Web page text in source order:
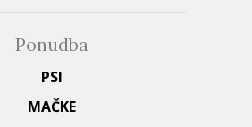
Ponudba
PSI
MAČKE